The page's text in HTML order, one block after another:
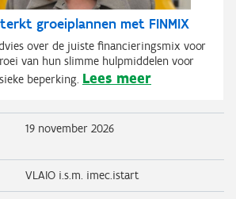
groeiplannen met FINMIX
over de juiste financieringsmix voor
van hun slimme hulpmiddelen voor
beperking. Lees meer
19 november 2026
VLAIO i.s.m. imec.istart